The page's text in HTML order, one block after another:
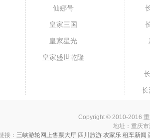
仙娜号
皇家三国
皇家星光
皇家盛世乾隆
长
Copyright © 2010-2016
地址：重庆
接： 三峡游轮网上售票大厅 四川旅游 农家乐 租车新闻